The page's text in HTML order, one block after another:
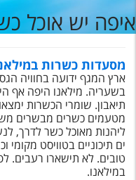
חופשה לפי סגנון
טיולים מאורגנים
סגנונות טיול
חבילות נופש
הרגע האחרון
איפה יש אוכל
מסעדות כשרות
ארץ המגף ידועה בחוויה
בשעריה. מילאנו היפה אף
תיאבון. שומרי הכשרות
מטעמים כשרים מבשרים
ליהנות מאוכל כשר לדרך,
ים תיכוניים בטוויסט
במילאנו.